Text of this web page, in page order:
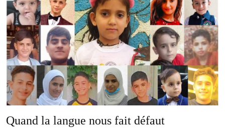
Quand la langue nous fait défaut